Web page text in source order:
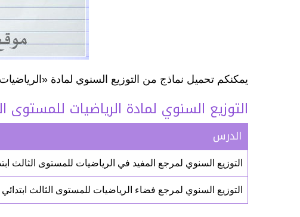
يمكنكم تحميل نماذج من التوزيع السنوي لمادة
التوزيع السنوي لمادة الرياضيات للمستوى
الدرس
التوزيع السنوي لمرجع المفيد في الرياضيات للمستوى الثالث
التوزيع السنوي لمرجع فضاء الرياضيات للمستوى الثالث ابتدائي